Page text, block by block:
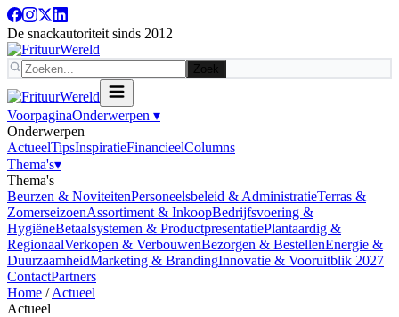
De snackautoriteit sinds 2012
Zoek
VoorpaginaOnderwerpen ▾
Onderwerpen
ActueelTipsInspiratieFinancieelColumns
Thema's▾
Thema's
Beurzen & NoviteitenPersoneelsbeleid & AdministratieTerras &
ZomerseizoenAssortiment & InkoopBedrijfsvoering &
HygiëneBetaalsystemen & ProductpresentatiePlantaardig &
RegionaalVerkopen & VerbouwenBezorgen & BestellenEnergie &
DuurzaamheidMarketing & BrandingInnovatie & Vooruitblik 2027
ContactPartners
Home /Actueel
Actueel